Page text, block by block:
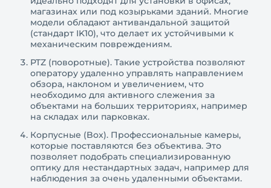
магазинах или под козырьками зданий. Многие
модели обладают антивандальной защитой
(стандарт IK10), что делает их устойчивыми к
механическим повреждениям.
PTZ (поворотные). Такие устройства позволяют
оператору удаленно управлять направлением
обзора, наклоном и увеличением, что
необходимо для активного слежения за
объектами на больших территориях, например
на складах или парковках.
Корпусные (Box). Профессиональные камеры,
которые поставляются без объектива. Это
позволяет подобрать специализированную
оптику для нестандартных задач, например для
наблюдения за очень удаленными объектами.